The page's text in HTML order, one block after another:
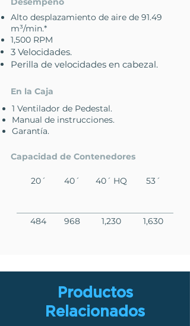
Alto desplazamiento de aire de 91.49
m³/min.*
1,500 RPM
3 Velocidades.
Perilla de velocidades en cabezal.
En la Caja
1 Ventilador de Pedestal.
Manual de instrucciones.
Garantía.
Capacidad de Contenedores
20´ 40´ 40´ HQ 53´
484 968 1,230 1,630
Productos
Relacionados